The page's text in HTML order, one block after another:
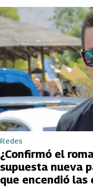
Redes
¿Confirmó el
supuesta nueva
que encendió las